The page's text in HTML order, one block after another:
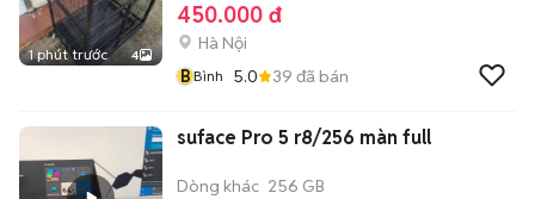
1 phút trước 4
450.000 đ
Hà Nội
BBình 5.0 39 đã bán
suface Pro 5 r8/256 màn full
Dòng khác 256 GB